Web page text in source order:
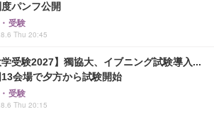
パンフ公開
受験
Thu 20:45
学受験2027】獨協大、イブニング試験導入...
会場で夕方から試験開始
受験
Thu 20:15